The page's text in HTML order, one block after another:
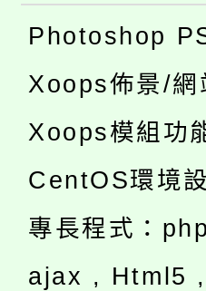
Photoshop
Xoops佈景/網
Xoops模組功
CentOS環境
專長程式：
ajax , Html5